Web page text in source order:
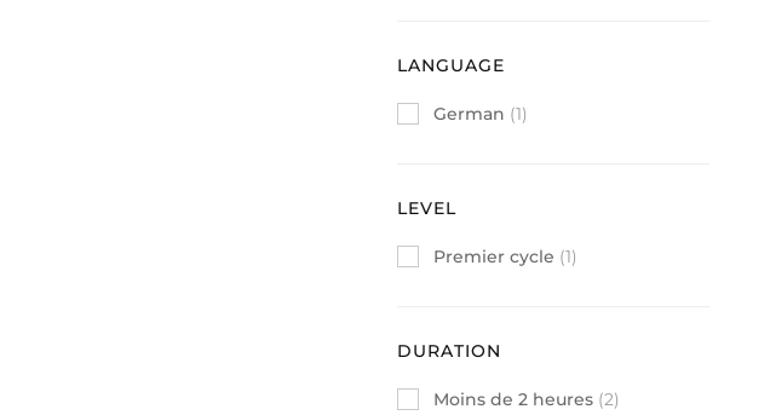
LANGUAGE
German (1)
LEVEL
Premier cycle (1)
DURATION
Moins de 2 heures (2)